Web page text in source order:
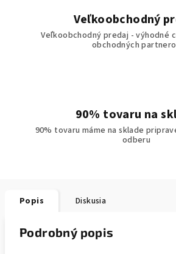
Veľkoobchodný
Veľkoobchodný predaj - výhodné
obchodných
90% tovaru na
90% tovaru máme na sklade
odberu
Popis Diskusia
Podrobný popis